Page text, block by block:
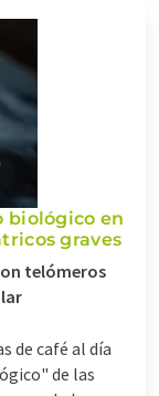
biológico en
graves
telómeros
de café al día
de las